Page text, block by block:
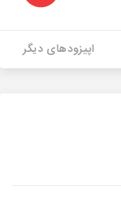
اپیزودهای دیگر